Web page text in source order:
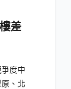
差
度中
、北